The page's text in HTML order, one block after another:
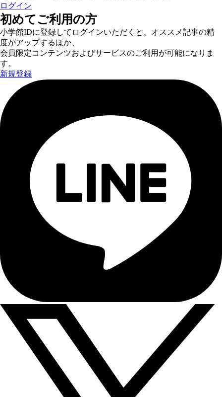
ログイン
初めてご利用の方
小学館IDに登録してログインいただくと、オススメ記事の精
度がアップするほか、
会員限定コンテンツおよびサービスのご利用が可能になりま
す。
新規登録